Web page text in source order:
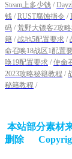
Steam上多少钱 /
钱 / RUST腐蚀指令 /
码 / 荒野大镖客2攻
籍 / 战地5配置要求 /
命召唤18战区1配置
唤19配置要求 / 使命
2023攻略秘籍教程 /
秘籍教程
本站部分素材
删除